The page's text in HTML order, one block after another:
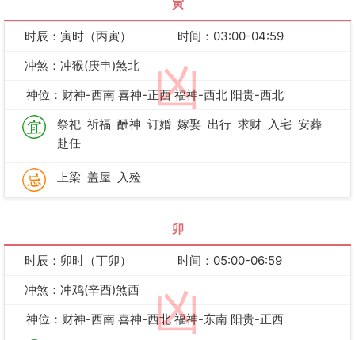
寅
凶
时辰：寅时（丙寅）
时间：03:00-04:59
冲煞：冲猴(庚申)煞北
神位：财神-西南 喜神-正西 福神-西北 阳贵-西北
祭祀 祈福 酬神 订婚 嫁娶 出行 求财 入宅 安葬
赴任
上梁 盖屋 入殓
卯
凶
时辰：卯时（丁卯）
时间：05:00-06:59
冲煞：冲鸡(辛酉)煞西
神位：财神-西南 喜神-西北 福神-东南 阳贵-正西